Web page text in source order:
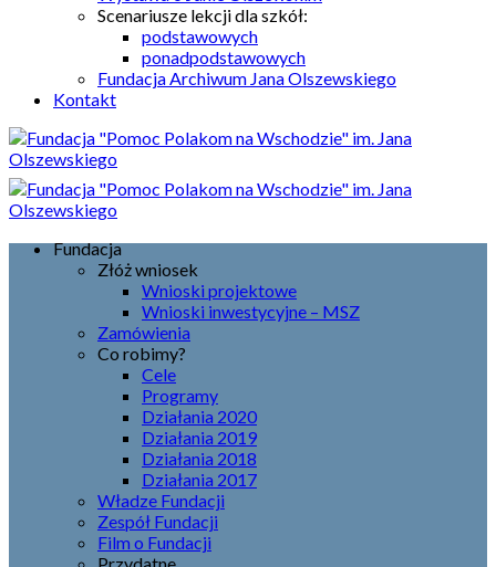
Scenariusze lekcji dla szkół:
podstawowych
ponadpodstawowych
Fundacja Archiwum Jana Olszewskiego
Kontakt
Fundacja
Złóż wniosek
Wnioski projektowe
Wnioski inwestycyjne – MSZ
Zamówienia
Co robimy?
Cele
Programy
Działania 2020
Działania 2019
Działania 2018
Działania 2017
Władze Fundacji
Zespół Fundacji
Film o Fundacji